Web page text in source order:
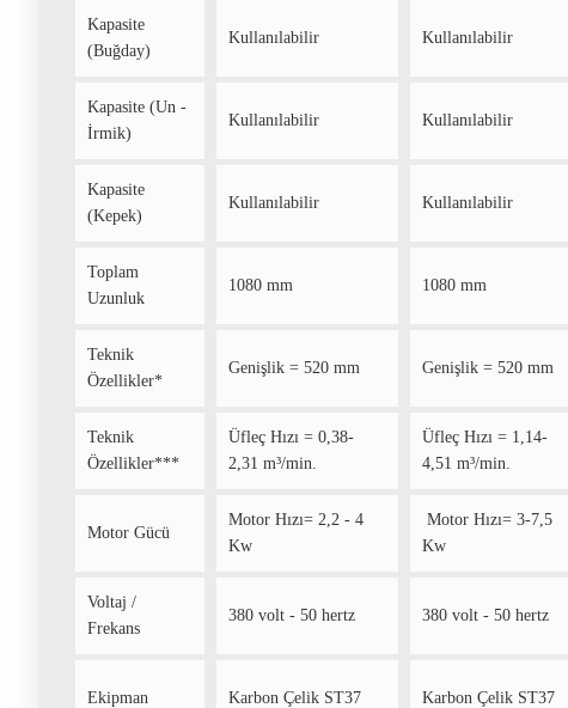
Kapasite
(Buğday)
Kullanılabilir Kullanılabilir
Kapasite (Un -
İrmik)
Kullanılabilir Kullanılabilir
Kapasite
(Kepek)
Kullanılabilir Kullanılabilir
Toplam
Uzunluk
1080 mm 1080 mm
Teknik
Özellikler*
Genişlik = 520 mm Genişlik = 520 mm
Teknik
Özellikler***
Üfleç Hızı = 0,38-
2,31 m³/min.
Üfleç Hızı = 1,14-
4,51 m³/min.
Motor Gücü
Motor Hızı= 2,2 - 4
Kw
Motor Hızı= 3-7,5
Kw
Voltaj /
Frekans
380 volt - 50 hertz 380 volt - 50 hertz
Ekipman Karbon Çelik ST37 Karbon Çelik ST37